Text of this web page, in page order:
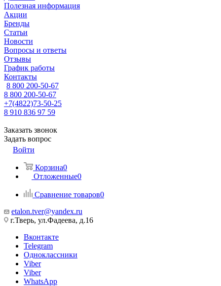
Полезная информация
Акции
Бренды
Статьи
Новости
Вопросы и ответы
Отзывы
График работы
Контакты
8 800 200-50-67
8 800 200-50-67
+7(4822)73-50-25
8 910 836 97 59
Заказать звонок
Задать вопрос
Войти
Корзина0
Отложенные0
Сравнение товаров0
etalon.tver@yandex.ru
г.Тверь, ул.Фадеева, д.16
Вконтакте
Telegram
Одноклассники
Viber
Viber
WhatsApp